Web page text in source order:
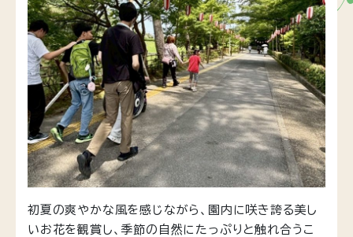
初夏の爽やかな風を感じながら、園内に咲き誇る美し
いお花を観賞し、季節の自然にたっぷりと触れ合うこ